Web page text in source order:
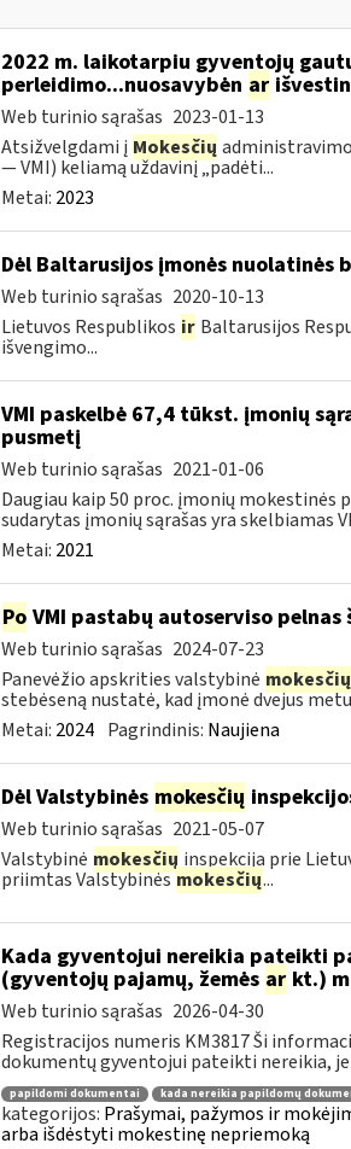
2022 m. laikotarpiu gyventojų
perleidimo...nuosavybėn ar
Web turinio sąrašas 2023-01-13
Atsižvelgdami į Mokesčių
— VMI) keliamą uždavinį „padėti...
Metai: 2023
Dėl Baltarusijos įmonės nuolatinės
Web turinio sąrašas 2020-10-13
Lietuvos Respublikos ir Baltarusijos
išvengimo...
VMI paskelbė 67,4 tūkst. įmonių
pusmetį
Web turinio sąrašas 2021-01-06
Daugiau kaip 50 proc. įmonių
sudarytas įmonių sąrašas yra skelbiamas
Metai: 2021
Po VMI pastabų autoserviso
Web turinio sąrašas 2024-07-23
Panevėžio apskrities valstybinė mokesčių
stebėseną nustatė, kad įmonė dvejus
Metai: 2024 Pagrindinis: Naujiena
Dėl Valstybinės mokesčių
Web turinio sąrašas 2021-05-07
Valstybinė mokesčių inspekcija prie
priimtas Valstybinėsmokesčių...
Kada gyventojui nereikia pateikti
(gyventojų pajamų, žemės arkt.)
Web turinio sąrašas 2026-04-30
Registracijos numeris KM3817 Ši
dokumentų gyventojui pateikti nereikia,
papildomi dokumentai kada nereikia papildomų
kategorijos: Prašymai, pažymos ir
arba išdėstyti mokestinę nepriemoką